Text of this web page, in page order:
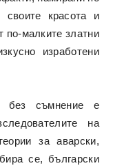
своите красота и
по-малките златни
изработени
без съмнение е
на
за аварски,
се, български